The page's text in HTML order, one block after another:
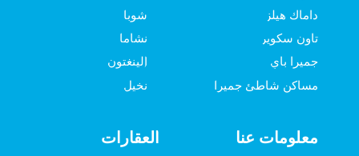
شوبا
نشاما
إلينغتون
نخيل
داماك هيلز
تاون سكوير
جميرا باي
مساكن شاطئ جميرا
العقارات معلومات عنا